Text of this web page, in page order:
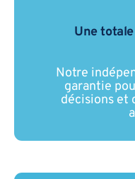
Une
Notre
garantie
décisions et